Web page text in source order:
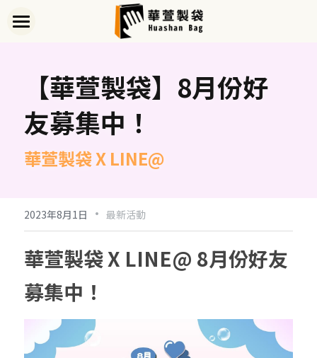
關於華萱
部落格
客製實例
➢全款式總覽
➢不織布袋
➢帆布袋
➢保溫保冷袋
開始訂做
➢訂製流程
➢印刷須知
➢布料介紹
➢打樣和樣品
聯絡我們
線上詢價
繁體中文
【華萱製袋】8月份好
友募集中！
華萱製袋 X LINE@
2023年8月1日 · 最新活動
華萱製袋 X LINE@ 8月份好友
募集中！